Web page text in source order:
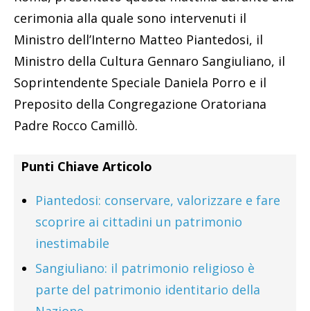
cerimonia alla quale sono intervenuti il
Ministro dell’Interno Matteo Piantedosi, il
Ministro della Cultura Gennaro Sangiuliano, il
Soprintendente Speciale Daniela Porro e il
Preposito della Congregazione Oratoriana
Padre Rocco Camillò.
Punti Chiave Articolo
Piantedosi: conservare, valorizzare e fare
scoprire ai cittadini un patrimonio
inestimabile
Sangiuliano: il patrimonio religioso è
parte del patrimonio identitario della